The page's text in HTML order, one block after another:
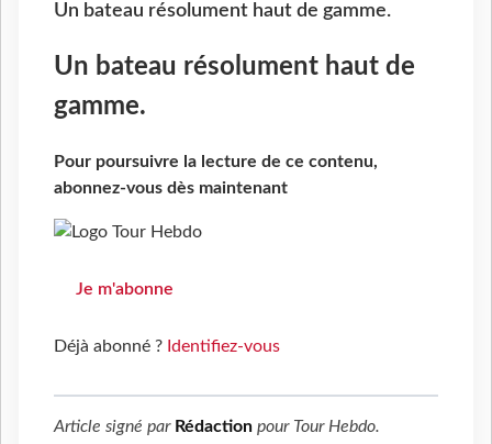
Un bateau résolument haut de gamme.
Un bateau résolument haut de
gamme.
Pour poursuivre la lecture de ce contenu,
abonnez-vous dès maintenant
Je m'abonne
Déjà abonné ? Identifiez-vous
Article signé par Rédaction pour Tour Hebdo.